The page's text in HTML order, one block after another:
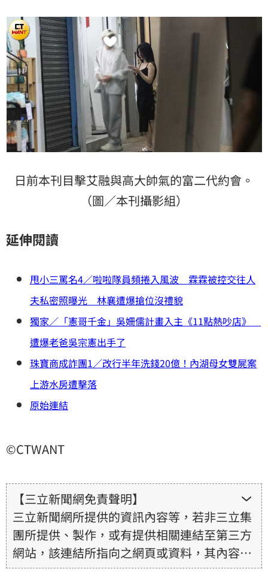
日前本刊目擊艾融與高大帥氣的富二代約會。
（圖／本刊攝影組）
延伸閱讀
甩小三罵名4／啦啦隊員頻捲入風波 霖霖被控交往人
夫私密照曝光 林襄遭爆搶位沒禮貌
獨家／「憲哥千金」吳姍儒計畫入主《11點熱吵店》
遭爆老爸吳宗憲出手了
珠寶商成詐團1／改行半年洗錢20億！內湖母女雙屍案
上游水房遭擊落
原始連結
©CTWANT
【三立新聞網免責聲明】
三立新聞網所提供的資訊內容等，若非三立集
團所提供、製作，或有提供相關連結至第三方
網站，該連結所指向之網頁或資料，其內容均
為所連結網站提供，相關權利均為該網站、內